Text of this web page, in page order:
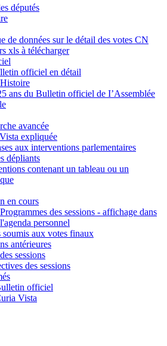
députés
de données sur le détail des votes CN
xls à télécharger
officiel en détail
Histoire
ans du Bulletin officiel de I’Assemblée
avancée
expliquée
aux interventions parlementaires
dépliants
contenant un tableau ou un
en cours
Programmes des sessions - affichage dans
l'agenda personnel
soumis aux votes finaux
antérieures
sessions
des sessions
officiel
Vista